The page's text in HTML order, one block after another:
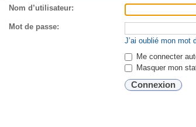
Nom d’utilisateur:
Mot de passe:
J’ai oublié mon mot
Me connecter
Masquer mon